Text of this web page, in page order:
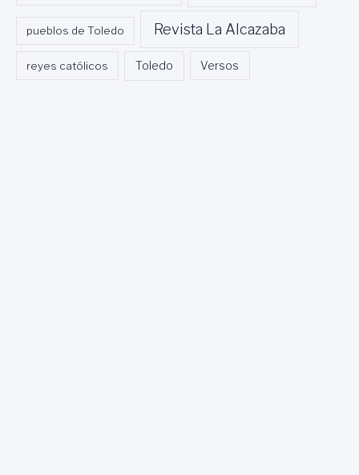
pueblos de Toledo Revista La Alcazaba
reyes católicos Toledo Versos